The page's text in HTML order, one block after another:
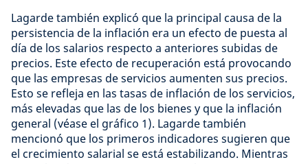
Lagarde también explicó que la principal causa de la
persistencia de la inflación era un efecto de puesta al
día de los salarios respecto a anteriores subidas de
precios. Este efecto de recuperación está provocando
que las empresas de servicios aumenten sus precios.
Esto se refleja en las tasas de inflación de los servicios,
más elevadas que las de los bienes y que la inflación
general (véase el gráfico 1). Lagarde también
mencionó que los primeros indicadores sugieren que
el crecimiento salarial se está estabilizando. Mientras